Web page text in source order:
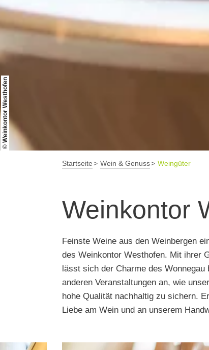
© Weinkontor Westhofen
Startseite Wein & Genuss Weingüter
Weinkontor
Feinste Weine aus den Weinbergen
des Weinkontor Westhofen. Mit ihrer
lässt sich der Charme des
anderen Veranstaltungen an, wie
hohe Qualität nachhaltig zu sichern.
Liebe am Wein und an unserem